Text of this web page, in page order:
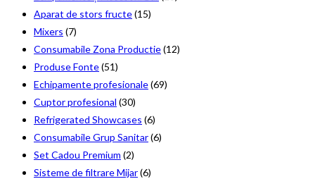
Aparat de stors fructe(15)
Mixers (7)
Consumabile Zona Productie(12)
Produse Fonte(51)
Echipamente profesionale(69)
Cuptor profesional (30)
Refrigerated Showcases (6)
Consumabile Grup Sanitar(6)
Set Cadou Premium (2)
Sisteme de filtrare Mijar(6)